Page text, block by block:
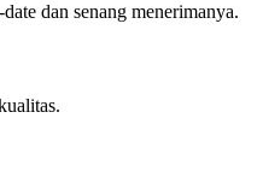
dan senang menerimanya.